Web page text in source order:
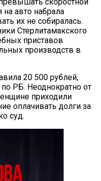
авто набрала
их не собиралась.
Стерлитамакского
приставов
производств в
20 500 рублей,
РБ. Неоднократно от
приходили
оплачивать долги за
суд.